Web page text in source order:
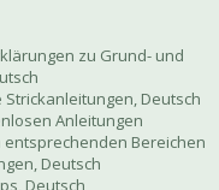
zu Grund- und
Deutsch
Anleitungen
entsprechenden Bereichen
Deutsch
Deutsch